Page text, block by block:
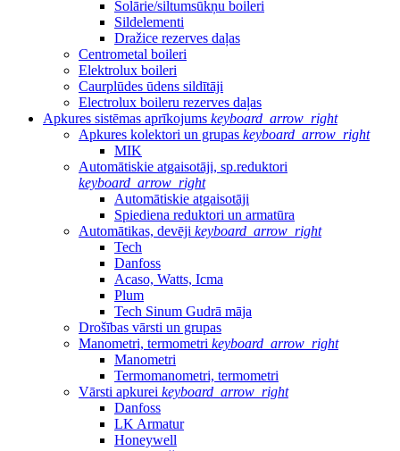
Solārie/siltumsūkņu boileri
Sildelementi
Dražice rezerves daļas
Centrometal boileri
Elektrolux boileri
Caurplūdes ūdens sildītāji
Electrolux boileru rezerves daļas
Apkures sistēmas aprīkojums keyboard_arrow_right
Apkures kolektori un grupas keyboard_arrow_right
MIK
Automātiskie atgaisotāji, sp.reduktori
keyboard_arrow_right
Automātiskie atgaisotāji
Spiediena reduktori un armatūra
Automātikas, devēji keyboard_arrow_right
Tech
Danfoss
Acaso, Watts, Icma
Plum
Tech Sinum Gudrā māja
Drošības vārsti un grupas
Manometri, termometri keyboard_arrow_right
Manometri
Termomanometri, termometri
Vārsti apkurei keyboard_arrow_right
Danfoss
LK Armatur
Honeywell